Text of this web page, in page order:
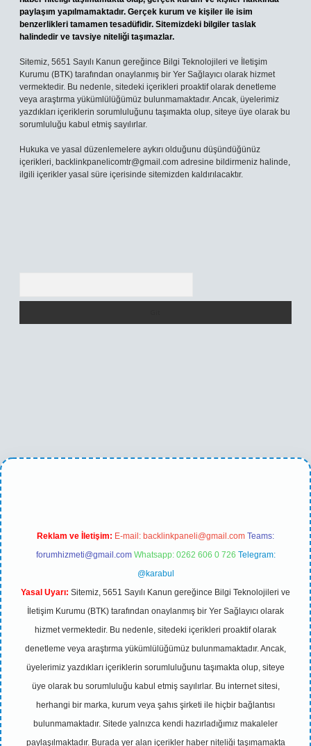
paylaşım yapılmamaktadır. Gerçek kurum ve kişiler ile isim
benzerlikleri tamamen tesadüfidir. Sitemizdeki bilgiler taslak
halindedir ve tavsiye niteliği taşımazlar.
Sitemiz, 5651 Sayılı Kanun gereğince Bilgi Teknolojileri ve İletişim
Kurumu (BTK) tarafından onaylanmış bir Yer Sağlayıcı olarak hizmet
vermektedir. Bu nedenle, sitedeki içerikleri proaktif olarak denetleme
veya araştırma yükümlülüğümüz bulunmamaktadır. Ancak, üyelerimiz
yazdıkları içeriklerin sorumluluğunu taşımakta olup, siteye üye olarak bu
sorumluluğu kabul etmiş sayılırlar.
Hukuka ve yasal düzenlemelere aykırı olduğunu düşündüğünüz
içerikleri, backlinkpanelicomtr@gmail.com adresine bildirmeniz halinde,
ilgili içerikler yasal süre içerisinde sitemizden kaldırılacaktır.
yeni giriş
Reklam ve İletişim: E-mail: backlinkpaneli@gmail.com Teams:
forumhizmeti@gmail.com Whatsapp: 0262 606 0 726 Telegram:
@karabul
Yasal Uyarı: Sitemiz, 5651 Sayılı Kanun gereğince Bilgi Teknolojileri ve
İletişim Kurumu (BTK) tarafından onaylanmış bir Yer Sağlayıcı olarak
hizmet vermektedir. Bu nedenle, sitedeki içerikleri proaktif olarak
denetleme veya araştırma yükümlülüğümüz bulunmamaktadır. Ancak,
üyelerimiz yazdıkları içeriklerin sorumluluğunu taşımakta olup, siteye
üye olarak bu sorumluluğu kabul etmiş sayılırlar. Bu internet sitesi,
herhangi bir marka, kurum veya şahıs şirketi ile hiçbir bağlantısı
bulunmamaktadır. Sitede yalnızca kendi hazırladığımız makaleler
paylaşılmaktadır. Burada yer alan içerikler haber niteliği taşımamakta